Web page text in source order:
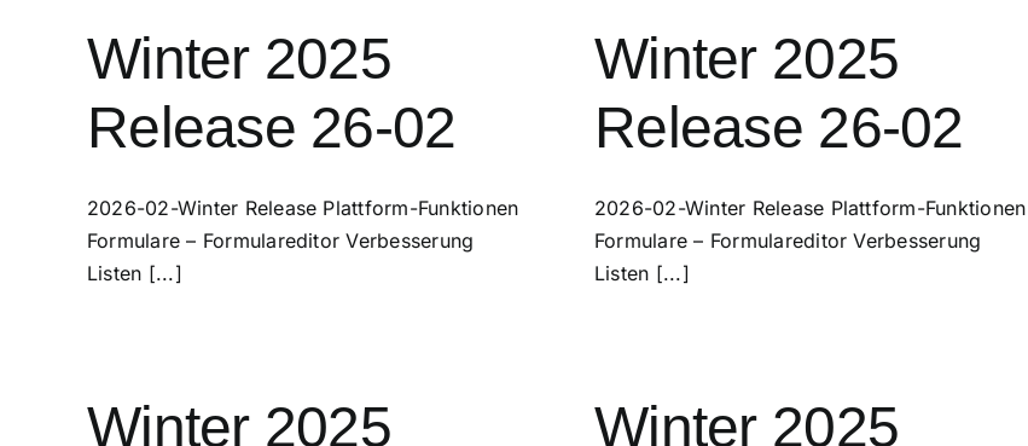
Winter 2025
Release 26-02
2026-02-Winter Release Plattform-Funktionen
Formulare – Formulareditor Verbesserung
Listen [...]
Winter 2025
Winter 2025
Release 26-02
2026-02-Winter Release Plattform-Funktionen
Formulare – Formulareditor Verbesserung
Listen [...]
Winter 2025